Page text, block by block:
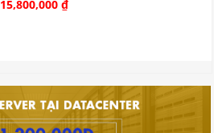
15,800,000₫